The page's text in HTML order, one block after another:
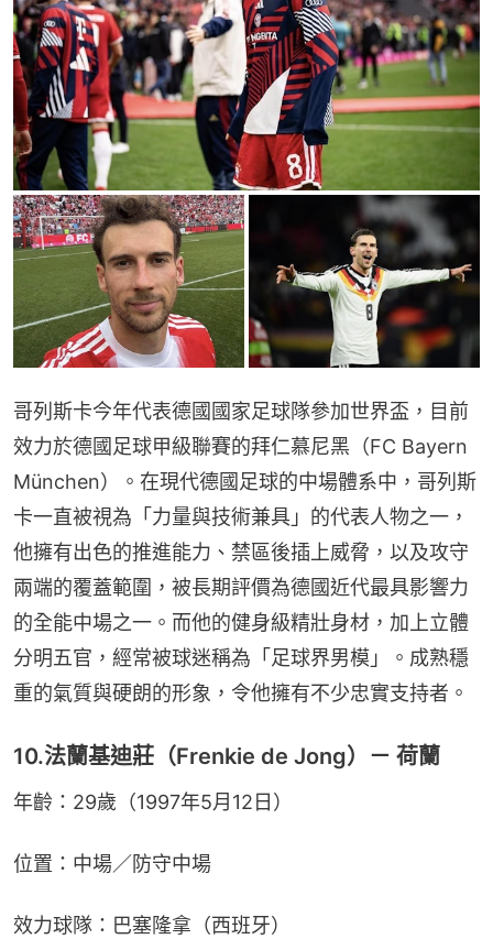
哥列斯卡今年代表德國國家足球隊參加世界盃，目前
效力於德國足球甲級聯賽的拜仁慕尼黑（FC Bayern
München）。在現代德國足球的中場體系中，哥列斯
卡一直被視為「力量與技術兼具」的代表人物之一，
他擁有出色的推進能力、禁區後插上威脅，以及攻守
兩端的覆蓋範圍，被長期評價為德國近代最具影響力
的全能中場之一。而他的健身級精壯身材，加上立體
分明五官，經常被球迷稱為「足球界男模」。成熟穩
重的氣質與硬朗的形象，令他擁有不少忠實支持者。
10.法蘭基迪莊（Frenkie de Jong）－ 荷蘭
年齡：29歲（1997年5月12日）
位置：中場／防守中場
效力球隊：巴塞隆拿（西班牙）